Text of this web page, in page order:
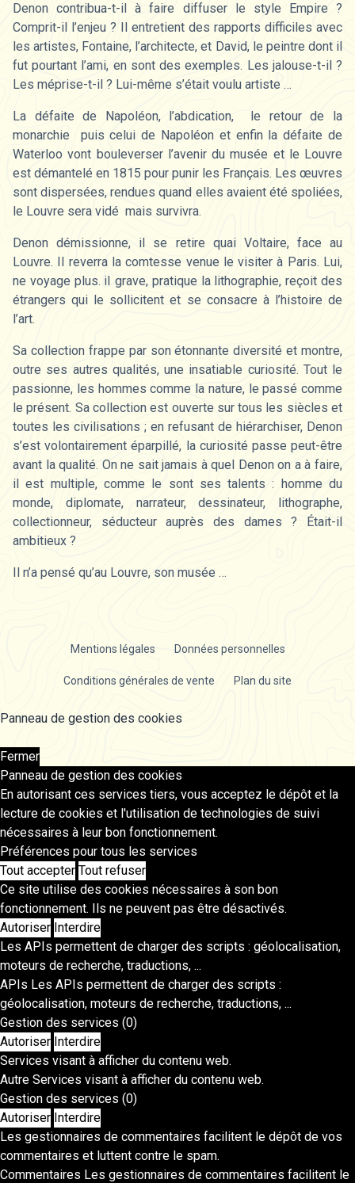
Denon contribua-t-il à faire diffuser le style Empire ?
Comprit-il l’enjeu ? Il entretient des rapports difficiles avec
les artistes, Fontaine, l’architecte, et David, le peintre dont il
fut pourtant l’ami, en sont des exemples. Les jalouse-t-il ?
Les méprise-t-il ? Lui-même s’était voulu artiste …
La défaite de Napoléon, l’abdication, le retour de la
monarchie puis celui de Napoléon et enfin la défaite de
Waterloo vont bouleverser l’avenir du musée et le Louvre
est démantelé en 1815 pour punir les Français. Les œuvres
sont dispersées, rendues quand elles avaient été spoliées,
le Louvre sera vidé mais survivra.
Denon démissionne, il se retire quai Voltaire, face au
Louvre. Il reverra la comtesse venue le visiter à Paris. Lui,
ne voyage plus. iI grave, pratique la lithographie, reçoit des
étrangers qui le sollicitent et se consacre à l’histoire de
l’art.
Sa collection frappe par son étonnante diversité et montre,
outre ses autres qualités, une insatiable curiosité. Tout le
passionne, les hommes comme la nature, le passé comme
le présent. Sa collection est ouverte sur tous les siècles et
toutes les civilisations ; en refusant de hiérarchiser, Denon
s’est volontairement éparpillé, la curiosité passe peut-être
avant la qualité. On ne sait jamais à quel Denon on a à faire,
il est multiple, comme le sont ses talents : homme du
monde, diplomate, narrateur, dessinateur, lithographe,
collectionneur, séducteur auprès des dames ? Était-il
ambitieux ?
Il n’a pensé qu’au Louvre, son musée …
Mentions légales Données personnelles
Conditions générales de vente Plan du site
Panneau de gestion des cookies
Fermer
Panneau de gestion des cookies
En autorisant ces services tiers, vous acceptez le dépôt et la
lecture de cookies et l'utilisation de technologies de suivi
nécessaires à leur bon fonctionnement.
Préférences pour tous les services
Tout accepter Tout refuser
Ce site utilise des cookies nécessaires à son bon
fonctionnement. Ils ne peuvent pas être désactivés.
Autoriser Interdire
Les APIs permettent de charger des scripts : géolocalisation,
moteurs de recherche, traductions, ...
APIs Les APIs permettent de charger des scripts :
géolocalisation, moteurs de recherche, traductions, ...
Gestion des services (0)
Autoriser Interdire
Services visant à afficher du contenu web.
Autre Services visant à afficher du contenu web.
Gestion des services (0)
Autoriser Interdire
Les gestionnaires de commentaires facilitent le dépôt de vos
commentaires et luttent contre le spam.
Commentaires Les gestionnaires de commentaires facilitent le